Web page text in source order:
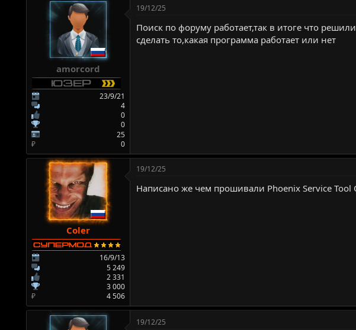
к
и
и
:
amorcord
23/9/21
4
0
0
25
₽
0
19/12/25
Поиск по форуму работает,так в итоге что
сделать то,какая программа работает или нет
Coler
16/9/13
5 249
2 331
3 000
₽
4 506
19/12/25
Написано же чем прошивали Phoenix Service
19/12/25